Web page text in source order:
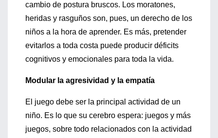
cambio de postura bruscos. Los moratones,
heridas y rasguños son, pues, un derecho de los
niños a la hora de aprender. Es más, pretender
evitarlos a toda costa puede producir déficits
cognitivos y emocionales para toda la vida.
Modular la agresividad y la empatía
El juego debe ser la principal actividad de un
niño. Es lo que su cerebro espera: juegos y más
juegos, sobre todo relacionados con la actividad